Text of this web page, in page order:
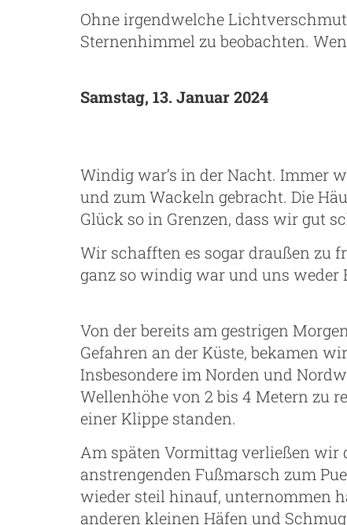
Ohne irgendwelche
Sternenhimmel zu beobachten.
Samstag, 13. Januar 2024
Windig war’s in der Nacht. Immer
und zum Wackeln gebracht. Die
Glück so in Grenzen, dass wir gut
Wir schafften es sogar draußen zu
ganz so windig war und uns weder
Von der bereits am gestrigen
Gefahren an der Küste, bekamen
Insbesondere im Norden und
Wellenhöhe von 2 bis 4 Metern zu
einer Klippe standen.
Am späten Vormittag verließen wir
anstrengenden Fußmarsch zum
wieder steil hinauf, unternommen
anderen kleinen Häfen und